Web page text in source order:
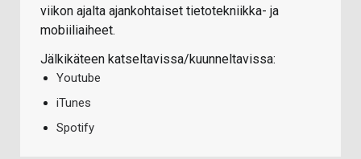
viikon ajalta ajankohtaiset tietotekniikka- ja
mobiiliaiheet.
Jälkikäteen katseltavissa/kuunneltavissa:
Youtube
iTunes
Spotify